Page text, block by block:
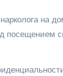
на
посещением